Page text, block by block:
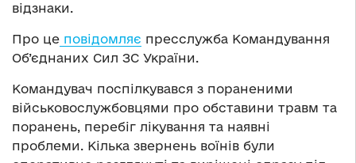
відзнаки.
Про це повідомляє пресслужба Командування
Об’єднаних Сил ЗС України.
Командувач поспілкувався з пораненими
військовослужбовцями про обставини травм та
поранень, перебіг лікування та наявні
проблеми. Кілька звернень воїнів були